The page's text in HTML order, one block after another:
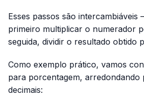
Esses passos são intercambiáveis
primeiro multiplicar o numerador
seguida, dividir o resultado obtido
Como exemplo prático, vamos
para porcentagem, arredondando
decimais: